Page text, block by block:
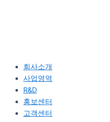
회사소개
사업영역
R&D
홍보센터
고객센터